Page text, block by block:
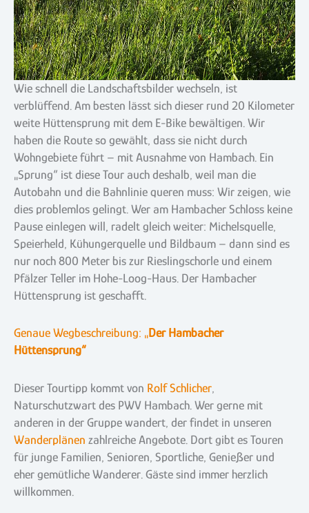
Wie schnell die Landschaftsbilder wechseln, ist
verblüffend. Am besten lässt sich dieser rund 20 Kilometer
weite Hüttensprung mit dem E-Bike bewältigen. Wir
haben die Route so gewählt, dass sie nicht durch
Wohngebiete führt – mit Ausnahme von Hambach. Ein
„Sprung“ ist diese Tour auch deshalb, weil man die
Autobahn und die Bahnlinie queren muss: Wir zeigen, wie
dies problemlos gelingt. Wer am Hambacher Schloss keine
Pause einlegen will, radelt gleich weiter: Michelsquelle,
Speierheld, Kühungerquelle und Bildbaum – dann sind es
nur noch 800 Meter bis zur Rieslingschorle und einem
Pfälzer Teller im Hohe-Loog-Haus. Der Hambacher
Hüttensprung ist geschafft.
Genaue Wegbeschreibung: „Der Hambacher
Hüttensprung“
Dieser Tourtipp kommt von Rolf Schlicher
Naturschutzwart des PWV Hambach. Wer gerne mit
anderen in der Gruppe wandert, der findet in unseren
Wanderplänen zahlreiche Angebote. Dort gibt es Touren
für junge Familien, Senioren, Sportliche, Genießer und
eher gemütliche Wanderer. Gäste sind immer herzlich
willkommen.